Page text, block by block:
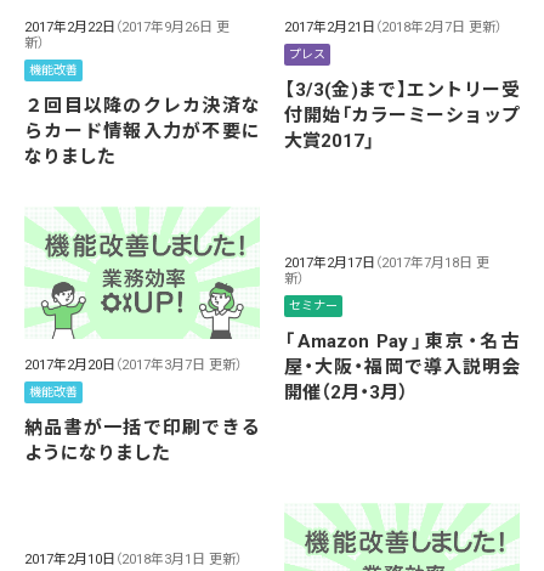
2017年2月22日 （2017年9月26日 更
新）
機能改善
２回目以降のクレカ決済な
らカード情報入力が不要に
なりました
2017年2月21日 （2018年2月7日 更新）
プレス
【3/3(金)まで】エントリー受
付開始「カラーミーショップ
大賞2017」
2017年2月20日 （2017年3月7日 更新）
機能改善
納品書が一括で印刷できる
ようになりました
2017年2月17日 （2017年7月18日 更
新）
セミナー
「Amazon Pay」東京・名古
屋・大阪・福岡で導入説明会
開催（2月・3月）
2017年2月10日 （2018年3月1日 更新）